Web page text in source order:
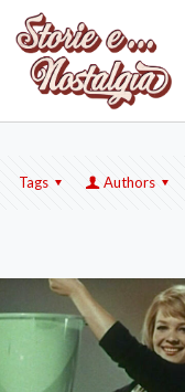
Tags Authors